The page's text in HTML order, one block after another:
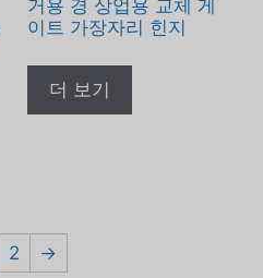
거용 경 상업용 교체 게
이트 가장자리 힌지
더 보기
2 →